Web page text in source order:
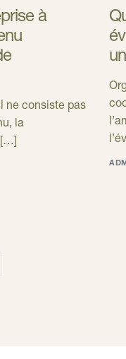
à
ne consiste pas
la
[…]